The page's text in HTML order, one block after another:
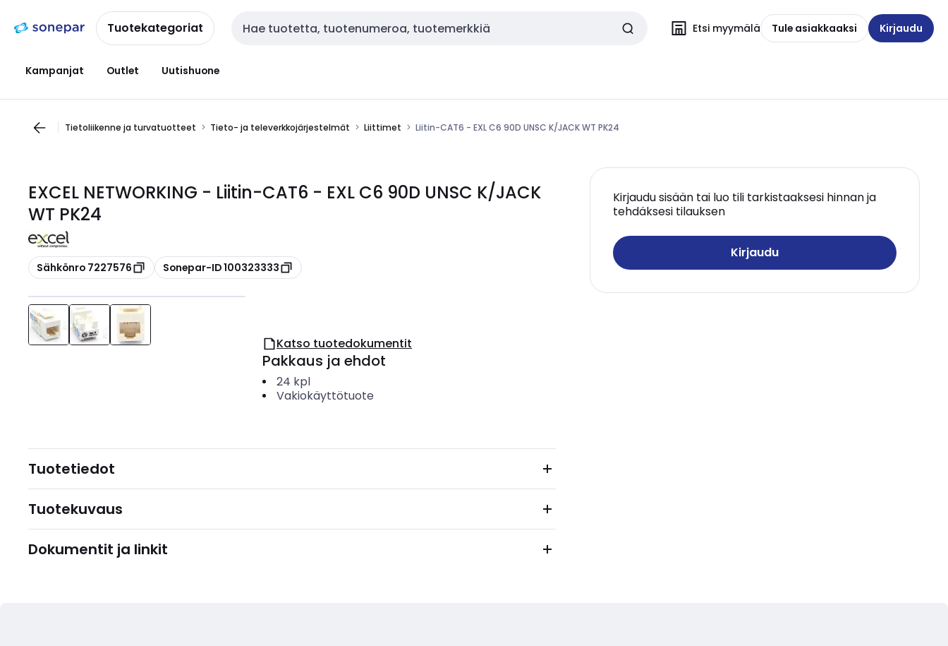
navigointiinsisältöönTuotekategoriat Haku Etsi myymälä Tule asiakkaaksi Kirjaudu
Kampanjat Outlet Uutishuone
Tietoliikenne ja turvatuotteet Tieto- ja televerkkojärjestelmät Liittimet Liitin-CAT6 - EXL C6 90D UNSC K/JACK WT PK24
EXCEL NETWORKING - Liitin-CAT6 - EXL C6 90D UNSC K/JACK
WT PK24
Kopioi
Sähkönro 7227576 Kopioi
Sonepar-ID 100323333
Kirjaudu sisään tai luo tili tarkistaaksesi hinnan ja
tehdäksesi tilauksen
Kirjaudu
Katso tuotedokumentit
Pakkaus ja ehdot
24 kpl
Vakiokäyttötuote
Tuotetiedot
Tuotekuvaus
Dokumentit ja linkit